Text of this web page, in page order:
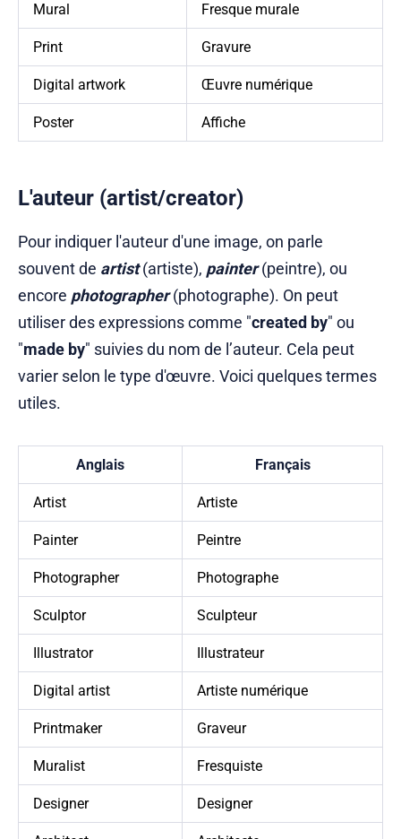
Mural Fresque murale
Print Gravure
Digital artwork Œuvre numérique
Poster Affiche
L'auteur (artist/creator)
Pour indiquer l'auteur d'une image, on parle
souvent de artist(artiste), painter(peintre), ou
encore photographer(photographe). On peut
utiliser des expressions comme "created by" ou
"made by" suivies du nom de l’auteur. Cela peut
varier selon le type d'œuvre. Voici quelques termes
utiles.
Anglais Français
Artist Artiste
Painter Peintre
Photographer Photographe
Sculptor Sculpteur
Illustrator Illustrateur
Digital artist Artiste numérique
Printmaker Graveur
Muralist Fresquiste
Designer Designer